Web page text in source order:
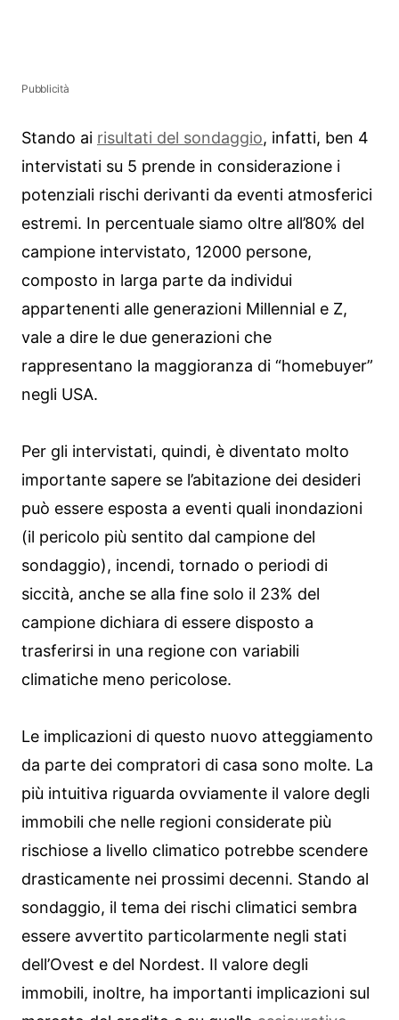
Pubblicità
Stando ai risultati del sondaggio, infatti, ben 4
intervistati su 5 prende in considerazione i
potenziali rischi derivanti da eventi atmosferici
estremi. In percentuale siamo oltre all’80% del
campione intervistato, 12000 persone,
composto in larga parte da individui
appartenenti alle generazioni Millennial e Z,
vale a dire le due generazioni che
rappresentano la maggioranza di “homebuyer”
negli USA.
Per gli intervistati, quindi, è diventato molto
importante sapere se l’abitazione dei desideri
può essere esposta a eventi quali inondazioni
(il pericolo più sentito dal campione del
sondaggio), incendi, tornado o periodi di
siccità, anche se alla fine solo il 23% del
campione dichiara di essere disposto a
trasferirsi in una regione con variabili
climatiche meno pericolose.
Le implicazioni di questo nuovo atteggiamento
da parte dei compratori di casa sono molte. La
più intuitiva riguarda ovviamente il valore degli
immobili che nelle regioni considerate più
rischiose a livello climatico potrebbe scendere
drasticamente nei prossimi decenni. Stando al
sondaggio, il tema dei rischi climatici sembra
essere avvertito particolarmente negli stati
dell’Ovest e del Nordest. Il valore degli
immobili, inoltre, ha importanti implicazioni sul